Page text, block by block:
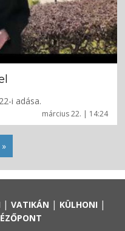
március 22. | 14:24
i adása.
| VATIKÁN | KÜLHONI |